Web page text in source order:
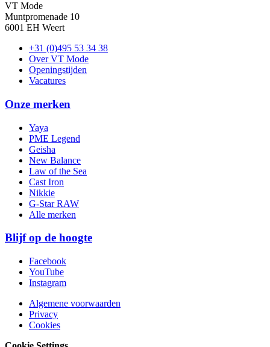
VT Mode
Muntpromenade 10
6001 EH Weert
+31 (0)495 53 34 38
Over VT Mode
Openingstijden
Vacatures
Onze merken
Yaya
PME Legend
Geisha
New Balance
Law of the Sea
Cast Iron
Nikkie
G-Star RAW
Alle merken
Blijf op de hoogte
Facebook
YouTube
Instagram
Algemene voorwaarden
Privacy
Cookies